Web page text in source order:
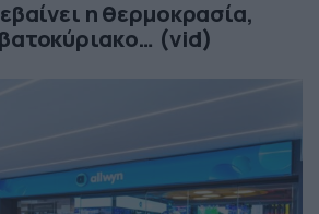
η θερμοκρασία,
(vid)